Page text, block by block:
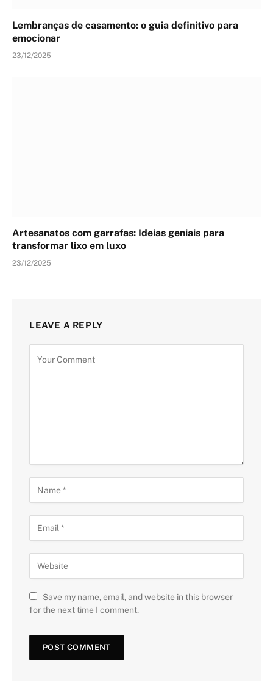
Lembranças de casamento: o guia definitivo para
emocionar
23/12/2025
Artesanatos com garrafas: Ideias geniais para
transformar lixo em luxo
23/12/2025
LEAVE A REPLY
Save my name, email, and website in this browser
for the next time I comment.